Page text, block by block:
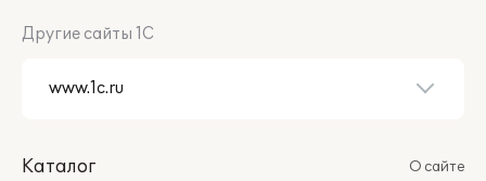
Другие сайты 1С
Каталог
О сайте